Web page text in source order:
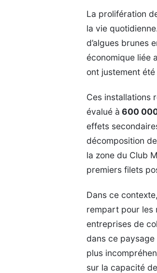
La prolifération
la vie
d’algues brunes
économique liée
ont justement
Ces installations
évalué à 600
effets
décomposition
la zone du Club
premiers filets
Dans ce
rempart pour les
entreprises de
dans ce
plus
sur la capacité